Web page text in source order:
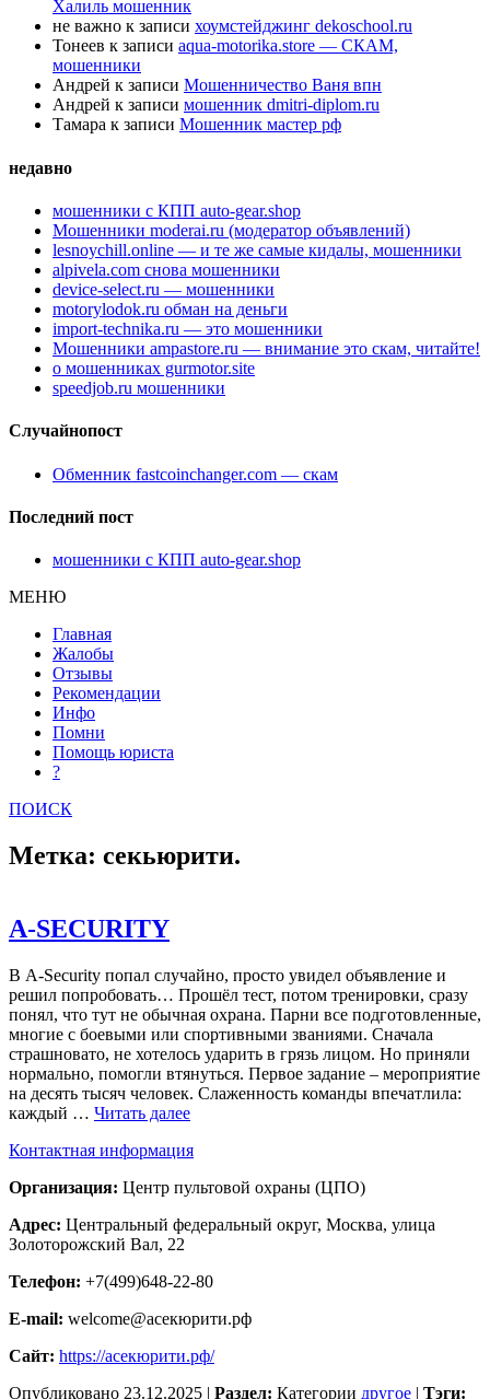
Халиль мошенник
не важно к записи хоумстейджинг dekoschool.ru
Тонеев к записи aqua-motorika.store — СКАМ,
мошенники
Андрей к записи Мошенничество Ваня впн
Андрей к записи мошенник dmitri-diplom.ru
Тамара к записи Мошенник мастер рф
недавно
мошенники с КПП auto-gear.shop
Мошенники moderai.ru (модератор объявлений)
lesnoychill.online — и те же самые кидалы, мошенники
alpivela.com снова мошенники
device-select.ru — мошенники
motorylodok.ru обман на деньги
import-technika.ru — это мошенники
Мошенники ampastore.ru — внимание это скам, читайте!
о мошенниках gurmotor.site
speedjob.ru мошенники
Случайнопост
Обменник fastcoinchanger.com — скам
Последний пост
мошенники с КПП auto-gear.shop
МЕНЮ
Главная
Жалобы
Отзывы
Рекомендации
Инфо
Помни
Помощь юриста
?
ПОИСК
Метка: секьюрити.
А-SECURITY
В A‑Security попал случайно, просто увидел объявление и
решил попробовать… Прошёл тест, потом тренировки, сразу
понял, что тут не обычная охрана. Парни все подготовленные,
многие с боевыми или спортивными званиями. Сначала
страшновато, не хотелось ударить в грязь лицом. Но приняли
нормально, помогли втянуться. Первое задание – мероприятие
на десять тысяч человек. Слаженность команды впечатлила:
каждый … Читать далее
Контактная информация
Организация: Центр пультовой охраны (ЦПО)
Адрес: Центральный федеральный округ, Москва, улица
Золоторожский Вал, 22
Телефон: +7(499)648-22-80
E-mail: welcome@асекюрити.рф
Сайт: https://асекюрити.рф/
Опубликовано 23.12.2025 | Раздел: Категории другое | Тэги: